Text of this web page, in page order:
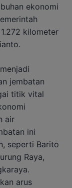
ekonomi
kilometer
jembatan
titik vital
air
ini
seperti Barito
Raya,
arus